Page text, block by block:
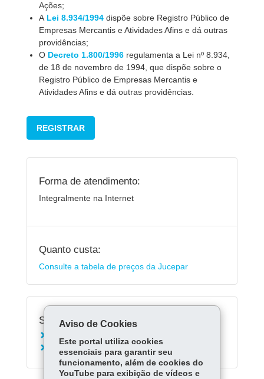
Ações;
A Lei 8.934/1994 dispõe sobre Registro Público de
Empresas Mercantis e Atividades Afins e dá outras
providências;
O Decreto 1.800/1996 regulamenta a Lei nº 8.934,
de 18 de novembro de 1994, que dispõe sobre o
Registro Público de Empresas Mercantis e
Atividades Afins e dá outras providências.
REGISTRAR
Forma de atendimento:
Integralmente na Internet
Quanto custa:
Consulte a tabela de preços da Jucepar
Serviços Relacionados:
Transformar Empresa S/A para LTDA
Baixar Empresa S/A
Aviso de Cookies
Este portal utiliza cookies
essenciais para garantir seu
funcionamento, além de cookies do
YouTube para exibição de vídeos e